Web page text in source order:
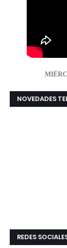
NOVEDADES
REDES